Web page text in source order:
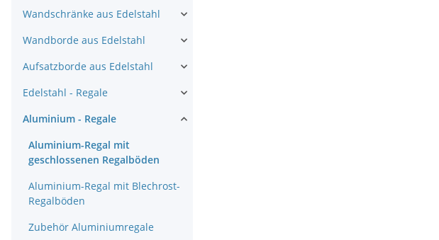
Wandschränke aus Edelstahl
Wandborde aus Edelstahl
Aufsatzborde aus Edelstahl
Edelstahl - Regale
Aluminium - Regale
Aluminium-Regal mit
geschlossenen Regalböden
Aluminium-Regal mit Blechrost-
Regalböden
Zubehör Aluminiumregale